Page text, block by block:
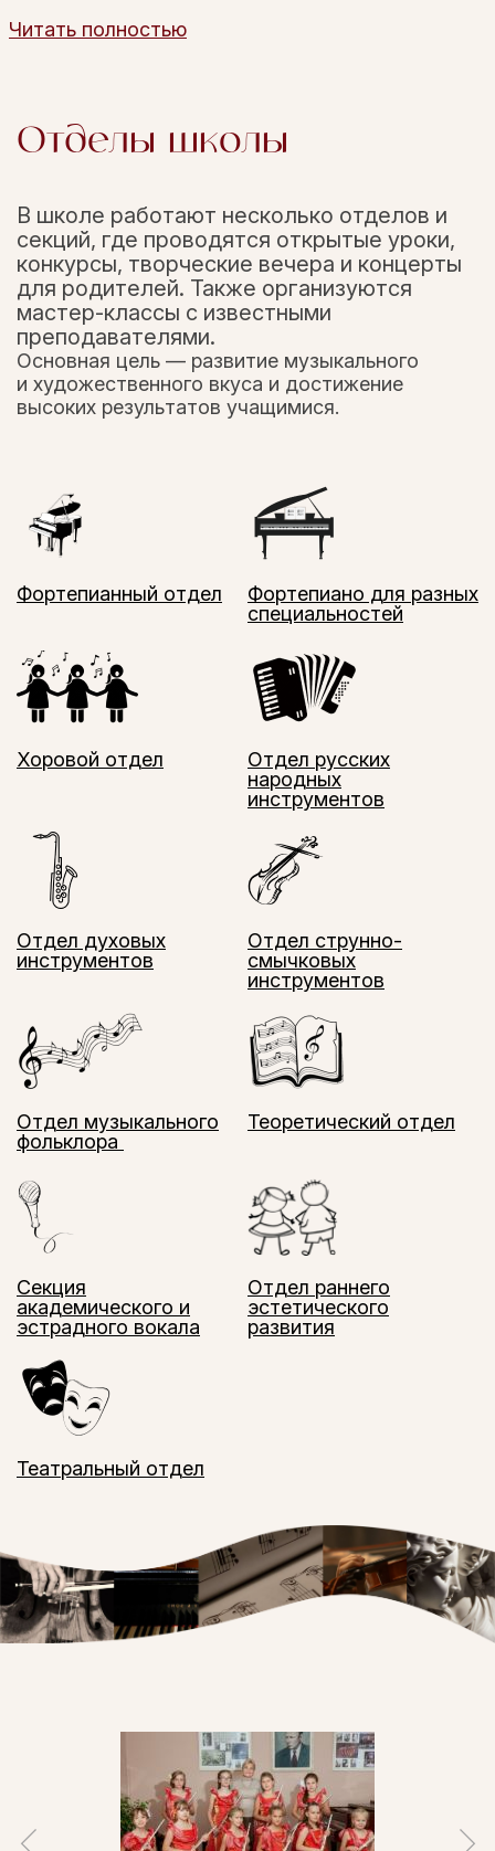
Читать полностью
Отделы школы
В школе работают несколько отделов и
секций, где проводятся открытые уроки,
конкурсы, творческие вечера и концерты
для родителей. Также организуются
мастер-классы с известными
преподавателями.
Основная цель — развитие музыкального
и художественного вкуса и достижение
высоких результатов учащимися.
Фортепианный отдел
Фортепиано для разных
специальностей
Хоровой отдел
Отдел русских
народных
инструментов
Отдел духовых
инструментов
Отдел струнно-
смычковых
инструментов
Отдел музыкального
фольклора
Теоретический отдел
Секция
академического и
эстрадного вокала
Отдел раннего
эстетического
развития
Театральный отдел